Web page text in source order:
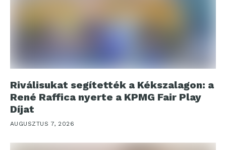
Riválisukat segítették a Kékszalagon: a
René Raffica nyerte a KPMG Fair Play
Díjat
AUGUSZTUS 7, 2026